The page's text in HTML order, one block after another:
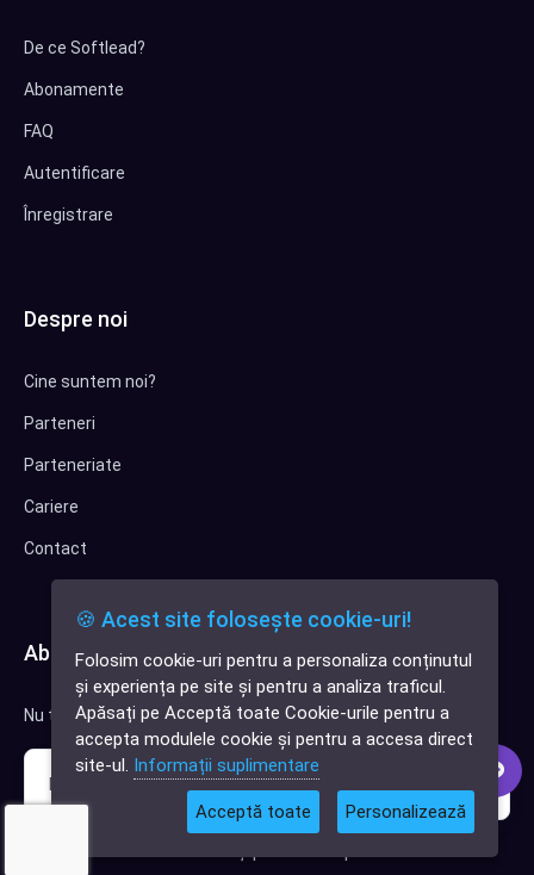
✕
Cauți o aplicație
software?
De ce Softlead?
Abonamente
FAQ
Autentificare
Înregistrare
Despre noi
Cine suntem noi?
Parteneri
Parteneriate
Cariere
Contact
Abonează-te la newsletter
Nu trimitem spam, deci nu îți face griji.
🍪 Acest site folosește cookie-uri!
Folosim cookie-uri pentru a personaliza conținutul
și experiența pe site și pentru a analiza traficul.
Apăsați pe Acceptă toate Cookie-urile pentru a
accepta modulele cookie și pentru a accesa direct
site-ul. Informații suplimentare
Acceptă toate Personalizează